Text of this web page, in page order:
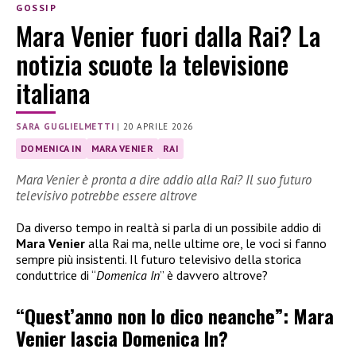
GOSSIP
Mara Venier fuori dalla Rai? La
notizia scuote la televisione
italiana
SARA GUGLIELMETTI | 20 APRILE 2026
DOMENICA IN MARA VENIER RAI
Mara Venier è pronta a dire addio alla Rai? Il suo futuro
televisivo potrebbe essere altrove
Da diverso tempo in realtà si parla di un possibile addio di
Mara Venier alla Rai ma, nelle ultime ore, le voci si fanno
sempre più insistenti. Il futuro televisivo della storica
conduttrice di “Domenica In” è davvero altrove?
“Quest’anno non lo dico neanche”: Mara
Venier lascia Domenica In?